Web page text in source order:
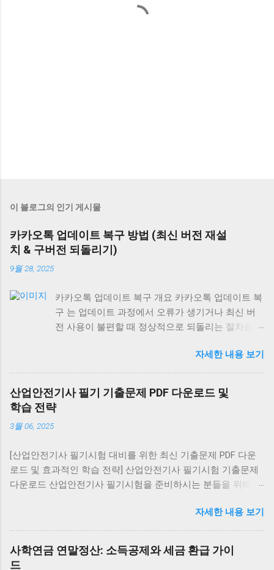
이 블로그의 인기 게시물
카카오톡 업데이트 복구 방법 (최신 버전 재설
치 & 구버전 되돌리기)
9월 28, 2025
카카오톡 업데이트 복구 개요 카카오톡 업데이트 복
구 는 업데이트 과정에서 오류가 생기거나 최신 버
전 사용이 불편할 때 정상적으로 되돌리는 절차를
하지만, 구버전 복구는 안드로이드에서만 제한적으
로 가능하며 iOS와 PC는 불가능합니다. 안드로이드
에서 카카오톡 업데이트 복구 최신 버전 재설치: 구
글 플레이 스토어 → 카카오톡 검색 → [삭제] → [다
경로 사용을 권장 대화 내역 유지: 설치 전 카카오톡
백업 을 통해 데이터를 저장하세요. 아이폰(iOS)에서
카카오톡 업데이트 복구 구버전 복구 불가능 (앱스
후 앱스토어에서 최신 버전 재설치 대화 내역은
iCloud 백업 을 통해 복원 가능 PC에서 카카오톡 업
데이트 복구 PC 카카오톡은 실행 시 자동 업데이트
자세한 내용 보기
산업안전기사 필기 기출문제 PDF 다운로드 및
학습 전략
3월 06, 2025
[산업안전기사 필기시험 대비를 위한 최신 기출문제 PDF 다운
로드 및 효과적인 학습 전략] 산업안전기사 필기시험 기출문제
다운로드 산업안전기사 필기시험을 준비하시는 분들을 위해 최
2016년부터 2022년까지의 7개년 기출문제를 다운로드하실 수
있습니다. 이 자료에는 교사용(정답 표시), 학생용(문제만), 해설
집(해설 및 정답 포함) 버전이 포함되어 있어 다양한 학습 방식
에 맞게 활용할 수 있습니다. 기출문제 다운로드 전자문제집
자세한 내용 보기
사학연금 연말정산: 소득공제와 세금 환급 가이
드